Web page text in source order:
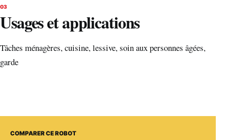
03
Usages et applications
Tâches ménagères, cuisine, lessive, soin aux personnes âgées,
garde
COMPARER CE ROBOT